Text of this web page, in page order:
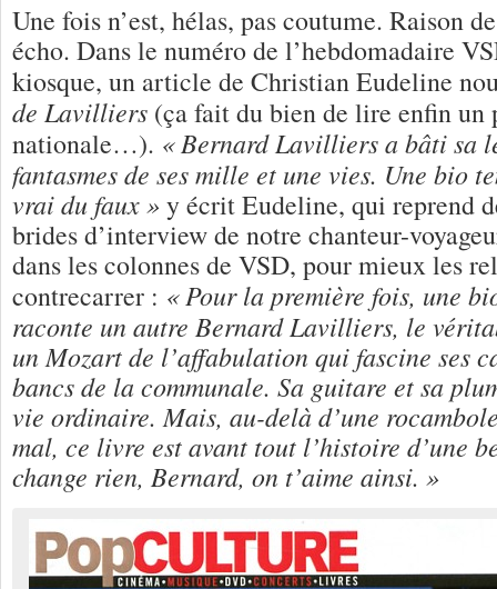
Une fois n’est, hélas, pas coutume. Raison
écho. Dans le numéro de l’hebdomadaire
kiosque, un article de Christian Eudeline
de Lavilliers (ça fait du bien de lire enfin un
nationale…). « Bernard Lavilliers a bâti sa
fantasmes de ses mille et une vies. Une bio
vrai du faux » y écrit Eudeline, qui reprend
brides d’interview de notre chanteur-
dans les colonnes de VSD, pour mieux les
contrecarrer : « Pour la première fois, une
raconte un autre Bernard Lavilliers, le
un Mozart de l’affabulation qui fascine ses
bancs de la communale. Sa guitare et sa
vie ordinaire. Mais, au-delà d’une
mal, ce livre est avant tout l’histoire d’une
change rien, Bernard, on t’aime ainsi. »